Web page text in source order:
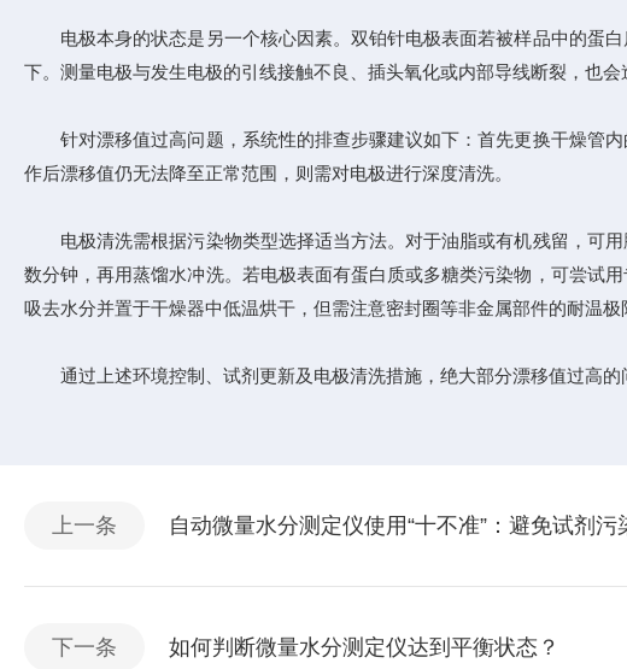
电极本身的状态是另一个核心因素。双铂针电极表面若被样品中的蛋白
下。测量电极与发生电极的引线接触不良、插头氧化或内部导线断裂，也会
针对漂移值过高问题，系统性的排查步骤建议如下：首先更换干燥管内
作后漂移值仍无法降至正常范围，则需对电极进行深度清洗。
电极清洗需根据污染物类型选择适当方法。对于油脂或有机残留，可用
数分钟，再用蒸馏水冲洗。若电极表面有蛋白质或多糖类污染物，可尝试
吸去水分并置于干燥器中低温烘干，但需注意密封圈等非金属部件的耐温
通过上述环境控制、试剂更新及电极清洗措施，绝大部分漂移值过高的
上一条 自动微量水分测定仪使用“十不准”：避免试剂污
下一条 如何判断微量水分测定仪达到平衡状态？